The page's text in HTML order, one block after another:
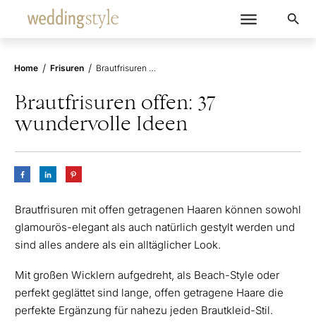
Home / Frisuren / Brautfrisuren offen: 37 wundervolle Ideen
Brautfrisuren offen: 37
wundervolle Ideen
Brautfrisuren mit offen getragenen Haaren können sowohl
glamourös-elegant als auch natürlich gestylt werden und
sind alles andere als ein alltäglicher Look.
Mit großen Wicklern aufgedreht, als Beach-Style oder
perfekt geglättet sind lange, offen getragene Haare die
perfekte Ergänzung für nahezu jeden Brautkleid-Stil.